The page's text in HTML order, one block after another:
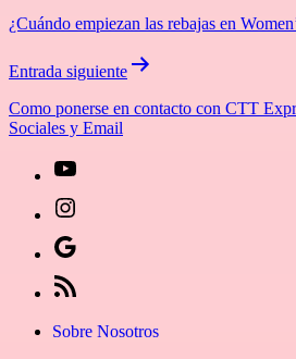
entradas
¿Cuándo empiezan las rebajas en
Entrada siguiente
Como ponerse en contacto con CTT
Sociales y Email
instagram»]
fa-
Google
icon
Sobre Nosotros